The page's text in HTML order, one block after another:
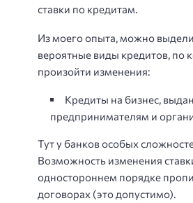
ставки по кредитам.
Из моего опыта, можно
вероятные виды кредитов, по
произойти изменения:
Кредиты на бизнес,
предпринимателям и
Тут у банков особых
Возможность изменения
одностороннем порядке
договорах (это допустимо).